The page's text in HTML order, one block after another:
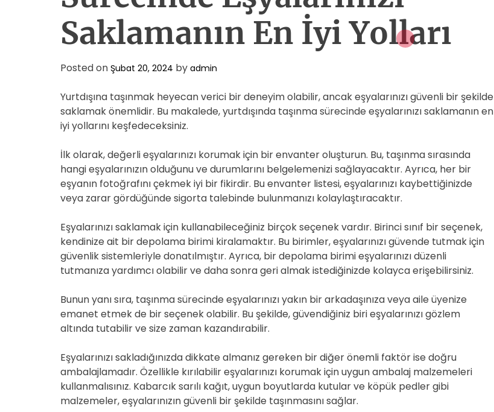
Saklamanın En İyi Yolları
Posted on Şubat 20, 2024 by admin
Yurtdışına taşınmak heyecan verici bir deneyim olabilir, ancak eşyalarınızı güvenli bir şekilde
saklamak önemlidir. Bu makalede, yurtdışında taşınma sürecinde eşyalarınızı saklamanın en
iyi yollarını keşfedeceksiniz.
İlk olarak, değerli eşyalarınızı korumak için bir envanter oluşturun. Bu, taşınma sırasında
hangi eşyalarınızın olduğunu ve durumlarını belgelemenizi sağlayacaktır. Ayrıca, her bir
eşyanın fotoğrafını çekmek iyi bir fikirdir. Bu envanter listesi, eşyalarınızı kaybettiğinizde
veya zarar gördüğünde sigorta talebinde bulunmanızı kolaylaştıracaktır.
Eşyalarınızı saklamak için kullanabileceğiniz birçok seçenek vardır. Birinci sınıf bir seçenek,
kendinize ait bir depolama birimi kiralamaktır. Bu birimler, eşyalarınızı güvende tutmak için
güvenlik sistemleriyle donatılmıştır. Ayrıca, bir depolama birimi eşyalarınızı düzenli
tutmanıza yardımcı olabilir ve daha sonra geri almak istediğinizde kolayca erişebilirsiniz.
Bunun yanı sıra, taşınma sürecinde eşyalarınızı yakın bir arkadaşınıza veya aile üyenize
emanet etmek de bir seçenek olabilir. Bu şekilde, güvendiğiniz biri eşyalarınızı gözlem
altında tutabilir ve size zaman kazandırabilir.
Eşyalarınızı sakladığınızda dikkate almanız gereken bir diğer önemli faktör ise doğru
ambalajlamadır. Özellikle kırılabilir eşyalarınızı korumak için uygun ambalaj malzemeleri
kullanmalısınız. Kabarcık sarılı kağıt, uygun boyutlarda kutular ve köpük pedler gibi
malzemeler, eşyalarınızın güvenli bir şekilde taşınmasını sağlar.